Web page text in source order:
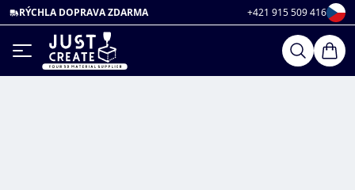
RÝCHLA DOPRAVA ZDARMA +421 915 509 416